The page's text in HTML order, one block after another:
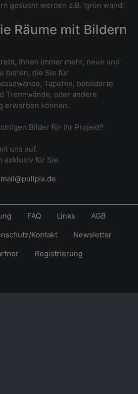
gesucht werden z.B. 'grün wand'.
Räume mit Bildern
Ihnen immer mehr, neue und
bieten, die Sie für
Tapeten, bebilderte
Trennwände, oder andere
erwerben können.
Bilder für Ihr Projekt?
uns auf.
exklusiv für Sie.
mail@pullpix.de
FAQ Links
AGB
Kontakt
Newsletter
Registrierung